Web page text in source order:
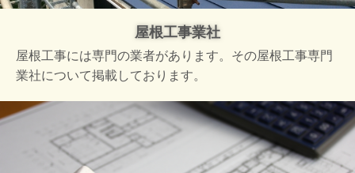
屋根工事業社
屋根工事には専門の業者があります。その屋根工事専門
業社について掲載しております。